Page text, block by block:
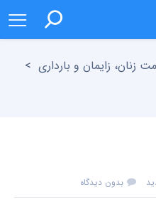
زنان، زایمان و بارداری >
بدون دیدگاه